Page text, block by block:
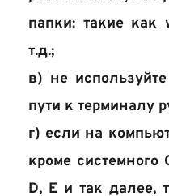
папки: такие как
т.д.;
в) не
пути к терминалу
г) если на
кроме системного
D, E и так далее,